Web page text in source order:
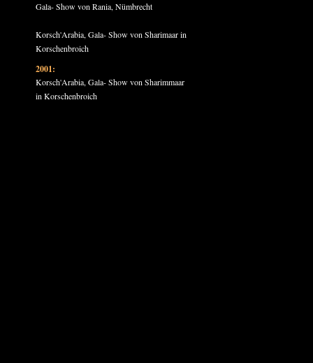
Gala- Show von Rania, Nümbrecht
Korsch'Arabia, Gala- Show von Sharimaar in
Korschenbroich
2001:
Korsch'Arabia, Gala- Show von Sharimmaar
in Korschenbroich